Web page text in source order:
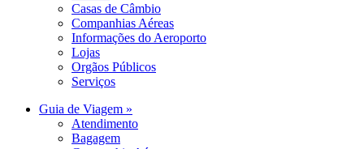
Casas de Câmbio
Companhias Aéreas
Informações do Aeroporto
Lojas
Orgãos Públicos
Serviços
Guia de Viagem »
Atendimento
Bagagem